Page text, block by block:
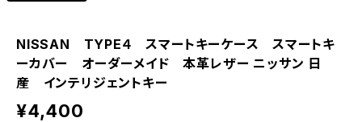
NISSAN TYPE４ スマートキーケース スマートキ
ーカバー オーダーメイド 本革レザー ニッサン 日
産 インテリジェントキー
¥4,400